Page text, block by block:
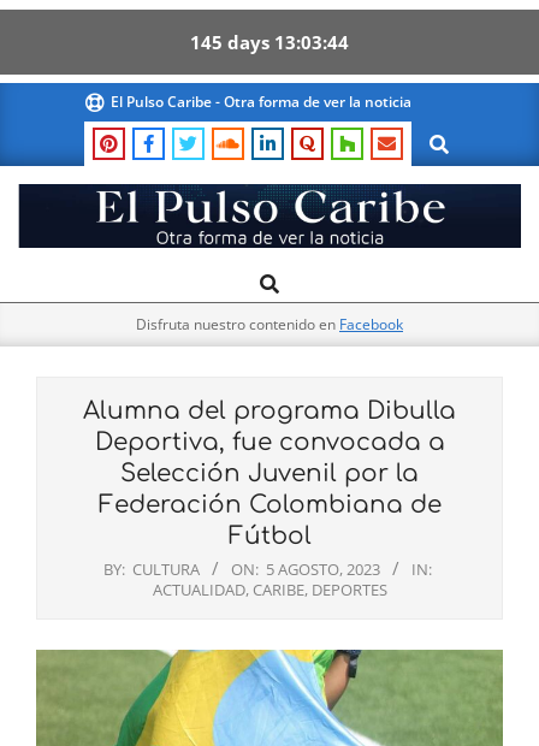
145 days 13 03 43
content
El Pulso Caribe - Otra forma de ver la noticia
Search
El
Pulso
Navigation
Search
Disfruta nuestro contenido en Facebook
Alumna del programa Dibulla
Deportiva, fue convocada a
Selección Juvenil por la
Federación Colombiana de
Fútbol
BY: CULTURA ON: 5 AGOSTO, 2023
IN:
ACTUALIDAD, CARIBE, DEPORTES